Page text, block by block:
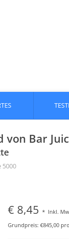
Bar
5000
€ 8,45* Inkl.
Grundpreis: €845,00